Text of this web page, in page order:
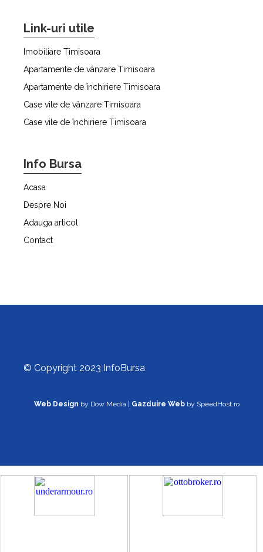
Link-uri utile
Imobiliare Timisoara
Apartamente de vânzare Timisoara
Apartamente de închiriere Timisoara
Case vile de vânzare Timisoara
Case vile de închiriere Timisoara
Info Bursa
Acasa
Despre Noi
Adauga articol
Contact
© Copyright 2023 InfoBursa
Web Design by Dow Media | Gazduire Web by SpeedHost.ro